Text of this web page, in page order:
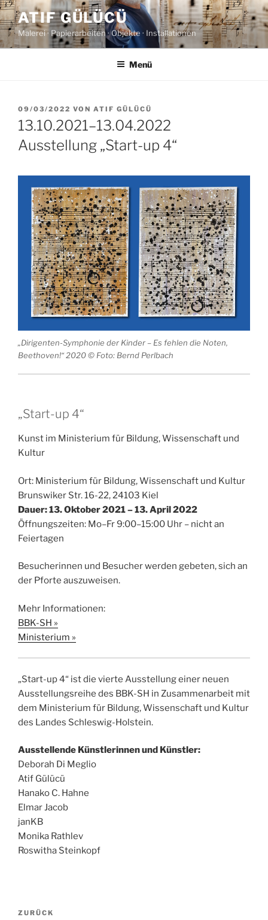
Zum
Inhalt
springen
ATIF GÜLÜCÜ
Malerei · Papierarbeiten · Objekte · Installationen
Menü
VERÖFFENTLICHT
AM
09/03/2022 VON ATIF GÜLÜCÜ
13.10.2021–13.04.2022
Ausstellung „Start-up 4“
„Dirigenten-Symphonie der Kinder – Es fehlen die Noten,
Beethoven!“ 2020 © Foto: Bernd Perlbach
„Start-up 4“
Kunst im Ministerium für Bildung, Wissenschaft und
Kultur
Ort: Ministerium für Bildung, Wissenschaft und Kultur
Brunswiker Str. 16-22, 24103 Kiel
Dauer: 13. Oktober 2021 – 13. April 2022
Öffnungszeiten: Mo–Fr 9:00–15:00 Uhr – nicht an
Feiertagen
Besucherinnen und Besucher werden gebeten, sich an
der Pforte auszuweisen.
Mehr Informationen:
BBK-SH »
Ministerium »
„Start-up 4“ ist die vierte Ausstellung einer neuen
Ausstellungsreihe des BBK-SH in Zusammenarbeit mit
dem Ministerium für Bildung, Wissenschaft und Kultur
des Landes Schleswig-Holstein.
Ausstellende Künstlerinnen und Künstler:
Deborah Di Meglio
Atif Gülücü
Hanako C. Hahne
Elmar Jacob
janKB
Monika Rathlev
Roswitha Steinkopf
Beitragsnavigation
Vorheriger
ZURÜCK